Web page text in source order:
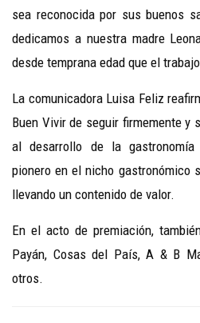
sea reconocida por sus buenos
dedicamos a nuestra madre
desde temprana edad que el
La comunicadora Luisa Feliz
Buen Vivir de seguir firmemente y
al desarrollo de la
pionero en el nicho gastronómico
llevando un contenido de valor.
En el acto de premiación,
Payán, Cosas del País, A & B
otros.